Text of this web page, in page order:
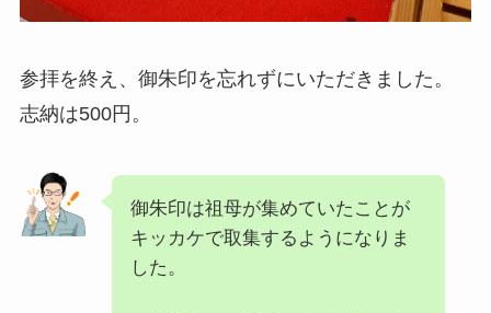
参拝を終え、御朱印を忘れずにいただきました。
志納は500円。
御朱印は祖母が集めていたことが
キッカケで取集するようになりま
した。